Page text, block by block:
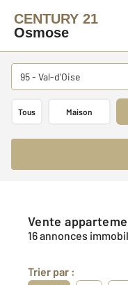
CENTURY 21
Osmose
95 - Val-d'Oise
Tous Maison
Vente
16 annonces
Trier par :